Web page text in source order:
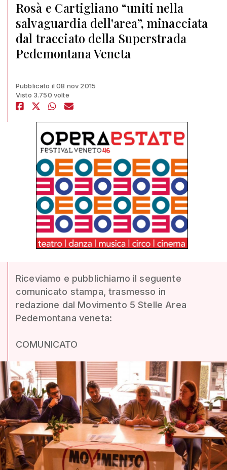
Rosà e Cartigliano “uniti nella
salvaguardia dell'area”, minacciata
dal tracciato della Superstrada
Pedemontana Veneta
Pubblicato il 08 nov 2015
Visto 3.750 volte
Riceviamo e pubblichiamo il seguente
comunicato stampa, trasmesso in
redazione dal Movimento 5 Stelle Area
Pedemontana veneta:
COMUNICATO